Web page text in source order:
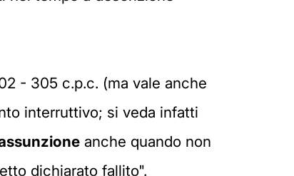
- 305 c.p.c. (ma vale anche
interruttivo; si veda infatti
anche quando non
dichiarato fallito".